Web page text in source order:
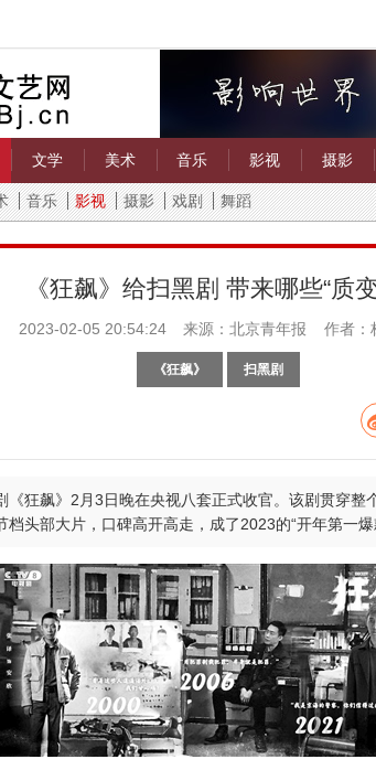
文学 美术 音乐 影视 摄影
音乐 影视 摄影 戏剧 舞蹈
《狂飙》给扫黑剧 带来哪些“质变
2023-02-05 20:54:24 来源：北京青年报 作者：
《狂飙》 扫黑剧
《狂飙》2月3日晚在央视八套正式收官。该剧贯穿整
档头部大片，口碑高开高走，成了2023的“开年第一爆